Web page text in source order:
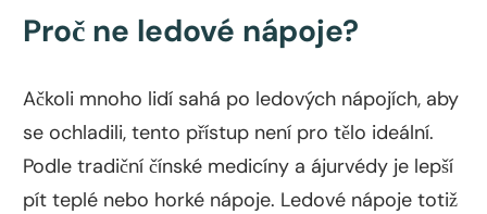
Proč ne ledové nápoje?
Ačkoli mnoho lidí sahá po ledových nápojích, aby
se ochladili, tento přístup není pro tělo ideální.
Podle tradiční čínské medicíny a ájurvédy je lepší
pít teplé nebo horké nápoje. Ledové nápoje totiž